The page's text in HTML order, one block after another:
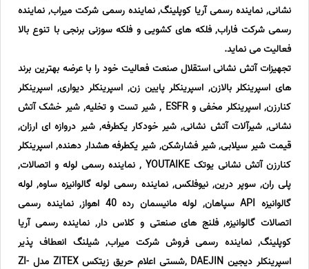
نشانی, نماینده رسمی آریا کوپلینگ, نماینده رسمی شرکت میراب, نماینده
رسمی شرکت فاراب, فلکه های کشویی و فلکه سوزنی برنجی با تنوع بالا
فعالیت می نماید.
تجهیزات آتش نشانی استقلال صنعت فعالیت خود را با عرضه بهترین برند
های اسپرینکلر بالازن, اسپرینکلر پایین زن, اسپرینکلر دیواری, اسپرینکلر
کنارزن, اسپرینکلر مخفی و ESFR , شیر تست و تخلیه, شیر خشک آتش
نشانی, شیرآلات آتش نشانی, شیر خودکار یکطرفه, شیر دروازه ای ارزان,
قیمت شیر سیلابی, شیر فشارشکن, شیر یکطرفه هشدار دهنده, اسپرینکلر
کنارزن آتش نشانی یوتک YOUTAIKE , نماینده رسمی لوله و اتصالات,
پلی ران, سوپر درین, نیوفلکس, نماینده رسمی لوله گالوانیزه ساوه, لوله
گالوانیزه API سپاهان, لوله مانیسمان رده 40 اهواز, نماینده رسمی
اتصالات گالوانیزه, فلنج های صنعتی و کلاس دار, نماینده رسمی آریا
کوپلینگ, نماینده رسمی فروش شرکت میراب, شیلنگ انعطاف پذیر
اسپرینکلر دیجین DAEJIN ,شستی اعلام حریق زیتکس ZITEX مدل ZI-